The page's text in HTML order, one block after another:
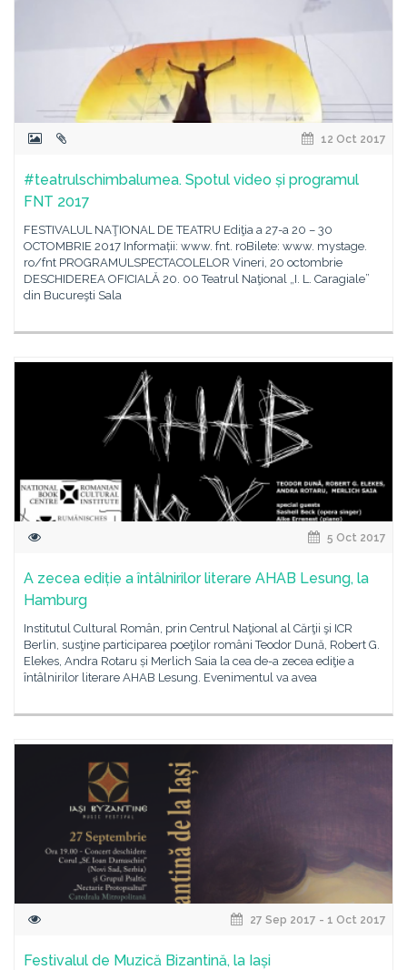
12 Oct 2017
#teatrulschimbalumea. Spotul video și programul
FNT 2017
FESTIVALUL NAŢIONAL DE TEATRU Ediţia a 27-a 20 – 30
OCTOMBRIE 2017 Informații: www. fnt. roBilete: www. mystage.
ro/fnt PROGRAMULSPECTACOLELOR Vineri, 20 octombrie
DESCHIDEREA OFICIALĂ 20. 00 Teatrul Naţional „I. L. Caragiale”
din Bucureşti Sala
5 Oct 2017
A zecea ediție a întâlnirilor literare AHAB Lesung, la
Hamburg
Institutul Cultural Român, prin Centrul Naţional al Cărţii şi ICR
Berlin, susţine participarea poeţilor români Teodor Dună, Robert G.
Elekes, Andra Rotaru și Merlich Saia la cea de-a zecea ediţie a
întâlnirilor literare AHAB Lesung. Evenimentul va avea
27 Sep 2017 - 1 Oct 2017
Festivalul de Muzică Bizantină, la Iași